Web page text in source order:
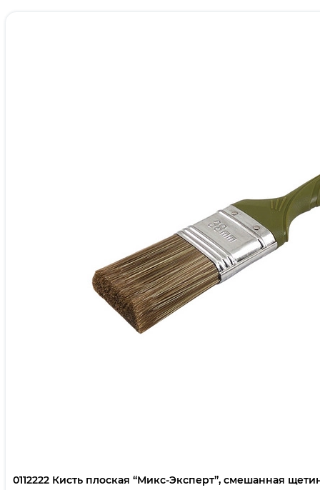
0112222 Кисть плоская “Микс-Эксперт”, смешанная